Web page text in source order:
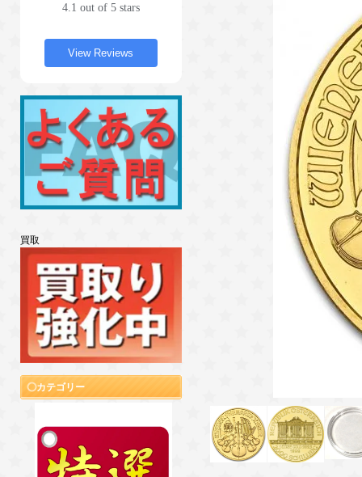
4.1 out of 5 stars
View Reviews
買取
カテゴリー